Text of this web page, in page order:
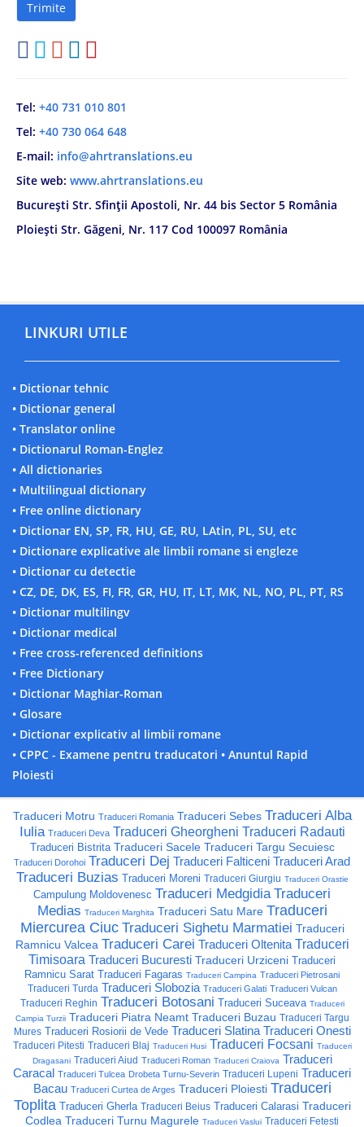
Tel: +40 731 010 801
Tel: +40 730 064 648
E-mail: info@ahrtranslations.eu
Site web: www.ahrtranslations.eu
București Str. Sfinții Apostoli, Nr. 44 bis Sector 5 România
Ploiești Str. Găgeni, Nr. 117 Cod 100097 România
LINKURI UTILE
• Dictionar tehnic
• Dictionar general
• Translator online
• Dictionarul Roman-Englez
• All dictionaries
• Multilingual dictionary
• Free online dictionary
• Dictionar EN, SP, FR, HU, GE, RU, LAtin, PL, SU, etc
• Dictionare explicative ale limbii romane si engleze
• Dictionar cu detectie
• CZ, DE, DK, ES, FI, FR, GR, HU, IT, LT, MK, NL, NO, PL, PT, RS
• Dictionar multilingv
• Dictionar medical
• Free cross-referenced definitions
• Free Dictionary
• Dictionar Maghiar-Roman
• Glosare
• Dictionar explicativ al limbii romane
• CPPC - Examene pentru traducatori • Anuntul Rapid
Ploiesti
Traduceri Motru Traduceri Romania Traduceri Sebes Traduceri Alba
Iulia Traduceri Deva Traduceri Gheorgheni Traduceri Radauti
Traduceri Bistrita Traduceri Sacele Traduceri Targu Secuiesc
Traduceri Dorohoi Traduceri Dej Traduceri Falticeni Traduceri Arad
Traduceri Buzias Traduceri Moreni Traduceri Giurgiu Traduceri Orastie
Campulung Moldovenesc Traduceri Medgidia Traduceri
Medias Traduceri Marghita Traduceri Satu Mare Traduceri
Miercurea Ciuc Traduceri Sighetu Marmatiei Traduceri
Ramnicu Valcea Traduceri Carei Traduceri Oltenita Traduceri
Timisoara Traduceri Bucuresti Traduceri Urziceni Traduceri
Ramnicu Sarat Traduceri Fagaras Traduceri Campina Traduceri Pietrosani
Traduceri Turda Traduceri Slobozia Traduceri Galati Traduceri Vulcan
Traduceri Reghin Traduceri Botosani Traduceri Suceava Traduceri
Campia Turzii Traduceri Piatra Neamt Traduceri Buzau Traduceri Targu
Mures Traduceri Rosiorii de Vede Traduceri Slatina Traduceri Onesti
Traduceri Pitesti Traduceri Blaj Traduceri Husi Traduceri Focsani Traduceri
Dragasani Traduceri Aiud Traduceri Roman Traduceri Craiova Traduceri
Caracal Traduceri Tulcea Drobeta Turnu-Severin Traduceri Lupeni Traduceri
Bacau Traduceri Curtea de Arges Traduceri Ploiesti Traduceri
Toplita Traduceri Gherla Traduceri Beius Traduceri Calarasi Traduceri
Codlea Traduceri Turnu Magurele Traduceri Vaslui Traduceri Fetesti